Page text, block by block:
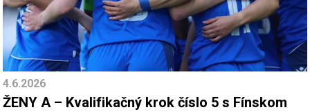
4.6.2026
ŽENY A – Kvalifikačný krok číslo 5 s Fínskom